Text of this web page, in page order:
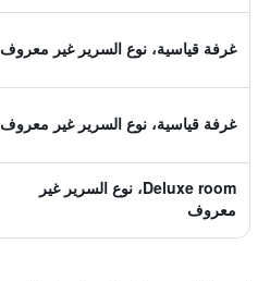
غرفة قياسية، نوع السرير غير معروف
غرفة قياسية، نوع السرير غير معروف
Deluxe room، نوع السرير غير
معروف